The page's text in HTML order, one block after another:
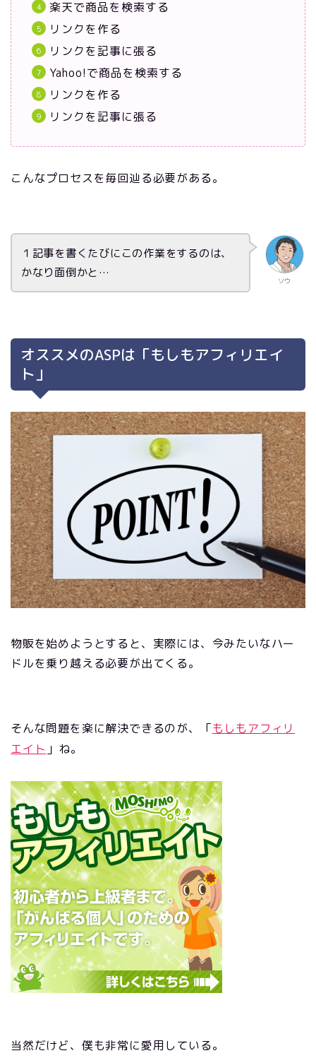
楽天で商品を検索する
リンクを作る
リンクを記事に張る
Yahoo!で商品を検索する
リンクを作る
リンクを記事に張る
こんなプロセスを毎回辿る必要がある。
ソウ
１記事を書くたびにこの作業をするのは、
かなり面倒かと…
オススメのASPは「もしもアフィリエイ
ト」
物販を始めようとすると、実際には、今みたいなハー
ドルを乗り越える必要が出てくる。
そんな問題を楽に解決できるのが、「もしもアフィリ
エイト 」ね。
当然だけど、僕も非常に愛用している。